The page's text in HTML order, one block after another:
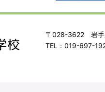
〒028-3622 岩手
TEL：019-697-